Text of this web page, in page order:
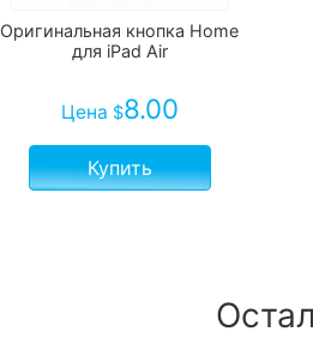
Оригинальная кнопка Home
для iPad Air
Цена $8.00
Купить